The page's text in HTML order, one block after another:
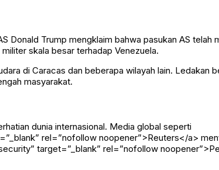
Donald Trump mengklaim bahwa pasukan AS telah
skala besar terhadap Venezuela.
di Caracas dan beberapa wilayah lain.
masyarakat.
dunia internasional. Media global seperti
rel=”nofollow noopener”>Reuters</a>
target=”_blank” rel=”nofollow